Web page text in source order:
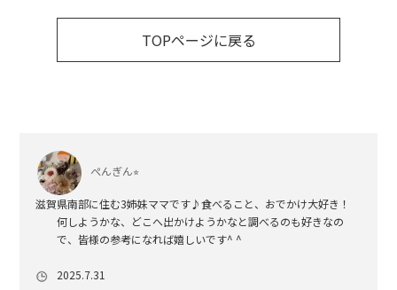
TOPページに戻る
ぺんぎん⭐︎
滋賀県南部に住む3姉妹ママです♪食べること、おでかけ大好き！
何しようかな、どこへ出かけようかなと調べるのも好きなの
で、皆様の参考になれば嬉しいです^ ^
2025.7.31